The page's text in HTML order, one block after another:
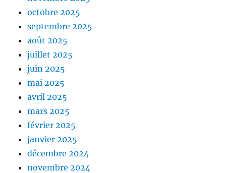
octobre 2025
septembre 2025
août 2025
juillet 2025
juin 2025
mai 2025
avril 2025
mars 2025
février 2025
janvier 2025
décembre 2024
novembre 2024